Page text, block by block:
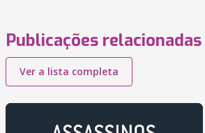
Publicações relacionadas
Ver a lista completa